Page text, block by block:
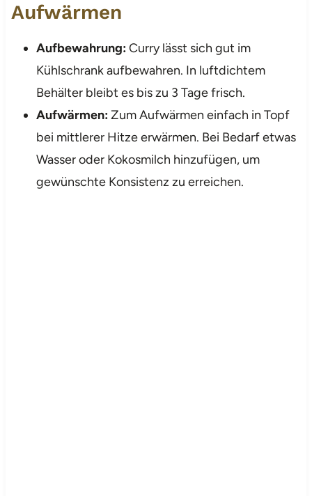
Aufwärmen
Aufbewahrung:Curry lässt sich gut im
Kühlschrank aufbewahren. In luftdichtem
Behälter bleibt es bis zu 3 Tage frisch.
Aufwärmen:Zum Aufwärmen einfach in Topf
bei mittlerer Hitze erwärmen. Bei Bedarf etwas
Wasser oder Kokosmilch hinzufügen, um
gewünschte Konsistenz zu erreichen.